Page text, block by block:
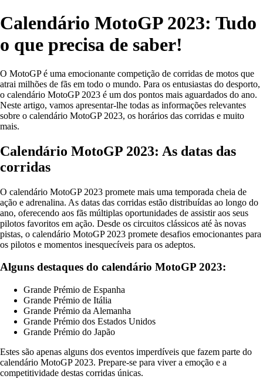
Calendário MotoGP 2023: Tudo
o que precisa de saber!
O MotoGP é uma emocionante competição de corridas de motos que
atrai milhões de fãs em todo o mundo. Para os entusiastas do desporto,
o calendário MotoGP 2023 é um dos pontos mais aguardados do ano.
Neste artigo, vamos apresentar-lhe todas as informações relevantes
sobre o calendário MotoGP 2023, os horários das corridas e muito
mais.
Calendário MotoGP 2023: As datas das
corridas
O calendário MotoGP 2023 promete mais uma temporada cheia de
ação e adrenalina. As datas das corridas estão distribuídas ao longo do
ano, oferecendo aos fãs múltiplas oportunidades de assistir aos seus
pilotos favoritos em ação. Desde os circuitos clássicos até às novas
pistas, o calendário MotoGP 2023 promete desafios emocionantes para
os pilotos e momentos inesquecíveis para os adeptos.
Alguns destaques do calendário MotoGP 2023:
Grande Prémio de Espanha
Grande Prémio de Itália
Grande Prémio da Alemanha
Grande Prémio dos Estados Unidos
Grande Prémio do Japão
Estes são apenas alguns dos eventos imperdíveis que fazem parte do
calendário MotoGP 2023. Prepare-se para viver a emoção e a
competitividade destas corridas únicas.